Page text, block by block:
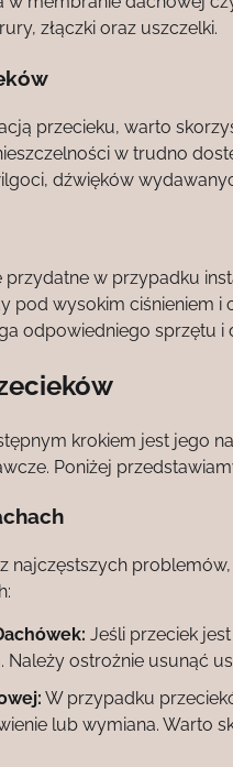
złączki oraz uszczelki.
przecieku, warto
w trudno
dźwięków
przydatne w przypadku
pod wysokim ciśnieniem
odpowiedniego sprzętu i
krokiem jest jego
Poniżej
najczęstszych
Jeśli przeciek
Należy ostrożnie usunąć
W przypadku
lub wymiana. Warto